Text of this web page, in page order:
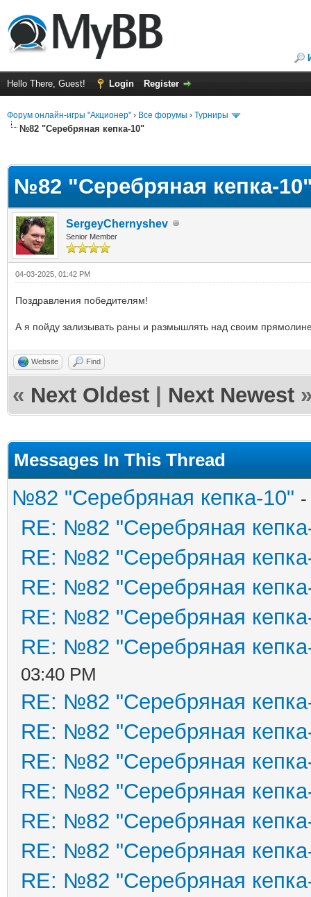
Hello There, Guest! Login Register
Форум онлайн-игры "Акционер" › Все форумы › Турниры
№82 "Серебряная кепка-10"
№82 "Серебряная кепка-
SergeyChernyshev
Senior Member
04-03-2025, 01:42 PM
Поздравления победителям!
А я пойду зализывать раны и размышлять над своим
Website Find
« Next Oldest Next Newest
Messages In This Thread
№82 "Серебряная кепка-10"
RE: №82 "Серебряная
RE: №82 "Серебряная
RE: №82 "Серебряная
RE: №82 "Серебряная
RE: №82 "Серебряная
03:40 PM
RE: №82 "Серебряная
RE: №82 "Серебряная
RE: №82 "Серебряная
RE: №82 "Серебряная
RE: №82 "Серебряная
RE: №82 "Серебряная
RE: №82 "Серебряная